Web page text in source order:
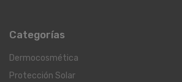
Categorías
Dermocosmética
Protección Solar